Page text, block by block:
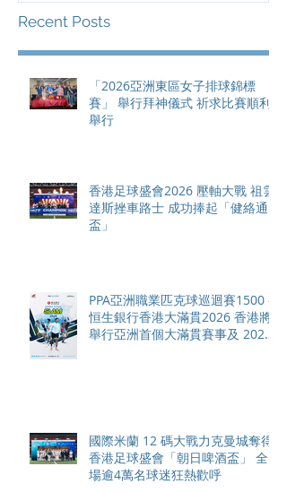
Recent Posts
「2026亞洲東區女子排球錦標
賽」 舉行拜神儀式 祈求比賽順利
舉行
香港足球盛會2026 壓軸大戰 祖雲
達斯挫車路士 成功捧起「健絡通
盃」
PPA亞洲職業匹克球巡迴賽1500 -
恒生銀行香港大滿貫2026 香港將
舉行亞洲首個大滿貫賽事及 2026
國際米蘭 12 碼大戰力克曼城奪得
香港足球盛會「朝日啤酒盃」 全
場逾4萬名球迷狂熱歡呼